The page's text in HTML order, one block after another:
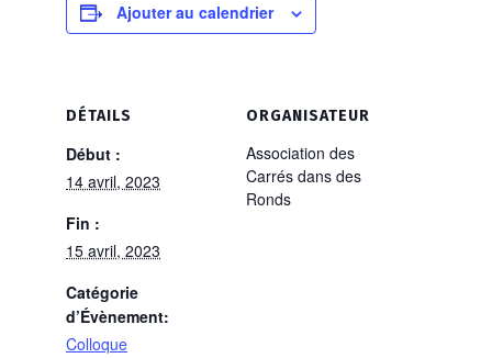
Ajouter au calendrier
DÉTAILS
Début :
14 avril, 2023
Fin :
15 avril, 2023
Catégorie
d’Évènement:
Colloque
ORGANISATEUR
Association des
Carrés dans des
Ronds